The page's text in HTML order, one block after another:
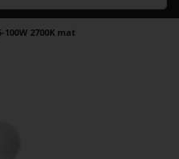
100W 2700K mat